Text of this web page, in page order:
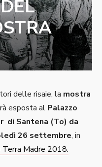
delle risaie, la mostra
esposta al Palazzo
di Santena (To) da
26 settembre, in
Madre 2018.